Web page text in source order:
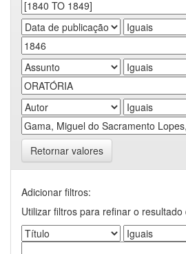
Retornar valores
Adicionar filtros:
Utilizar filtros para refinar o resultado